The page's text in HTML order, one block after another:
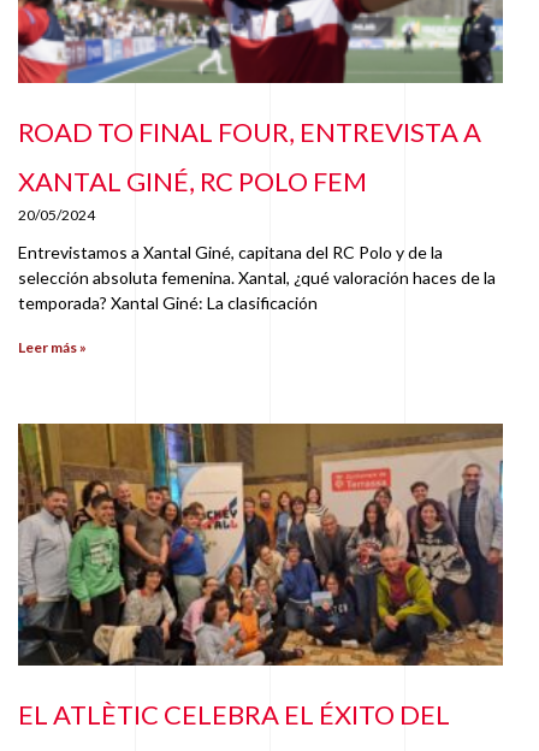
ROAD TO FINAL FOUR, ENTREVISTA A
XANTAL GINÉ, RC POLO FEM
20/05/2024
Entrevistamos a Xantal Giné, capitana del RC Polo y de la
selección absoluta femenina. Xantal, ¿qué valoración haces de la
temporada? Xantal Giné: La clasificación
Leer más »
EL ATLÈTIC CELEBRA EL ÉXITO DEL